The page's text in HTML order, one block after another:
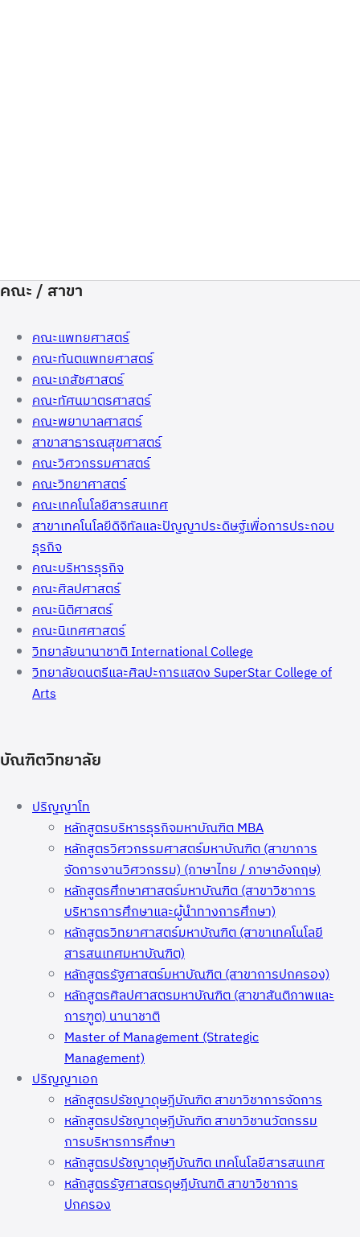
คณะ / สาขา
คณะแพทยศาสตร์
คณะทันตแพทยศาสตร์
คณะเภสัชศาสตร์
คณะทัศนมาตรศาสตร์
คณะพยาบาลศาสตร์
สาขาสาธารณสุขศาสตร์
คณะวิศวกรรมศาสตร์
คณะวิทยาศาสตร์
คณะเทคโนโลยีสารสนเทศ
สาขาเทคโนโลยีดิจิทัลและปัญญาประดิษฐ์เพื่อการประกอบ
ธุรกิจ
คณะบริหารธุรกิจ
คณะศิลปศาสตร์
คณะนิติศาสตร์
คณะนิเทศศาสตร์
วิทยาลัยนานาชาติ International College
วิทยาลัยดนตรีและศิลปะการแสดง SuperStar College of
Arts
บัณฑิตวิทยาลัย
ปริญญาโท
หลักสูตรบริหารธุรกิจมหาบัณฑิต MBA
หลักสูตรวิศวกรรมศาสตร์มหาบัณฑิต (สาขาการ
จัดการงานวิศวกรรม) (ภาษาไทย / ภาษาอังกฤษ)
หลักสูตรศึกษาศาสตร์มหาบัณฑิต (สาขาวิชาการ
บริหารการศึกษาและผู้นำทางการศึกษา)
หลักสูตรวิทยาศาสตร์มหาบัณฑิต (สาขาเทคโนโลยี
สารสนเทศมหาบัณฑิต)
หลักสูตรรัฐศาสตร์มหาบัณฑิต (สาขาการปกครอง)
หลักสูตรศิลปศาสตรมหาบัณฑิต (สาขาสันติภาพและ
การฑูต) นานาชาติ
Master of Management (Strategic
Management)
ปริญญาเอก
หลักสูตรปรัชญาดุษฎีบัณฑิต สาขาวิชาการจัดการ
หลักสูตรปรัชญาดุษฎีบัณฑิต สาขาวิชานวัตกรรม
การบริหารการศึกษา
หลักสูตรปรัชญาดุษฎีบัณฑิต เทคโนโลยีสารสนเทศ
หลักสูตรรัฐศาสตรดุษฎีบัณฑติ สาขาวิชาการ
ปกครอง